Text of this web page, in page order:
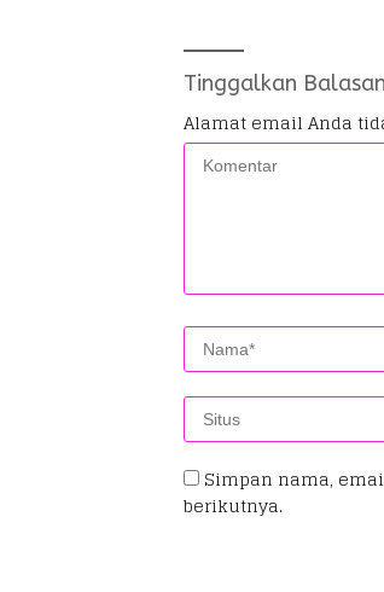
Tinggalkan Balasan
Alamat email Anda
Simpan nama,
berikutnya.